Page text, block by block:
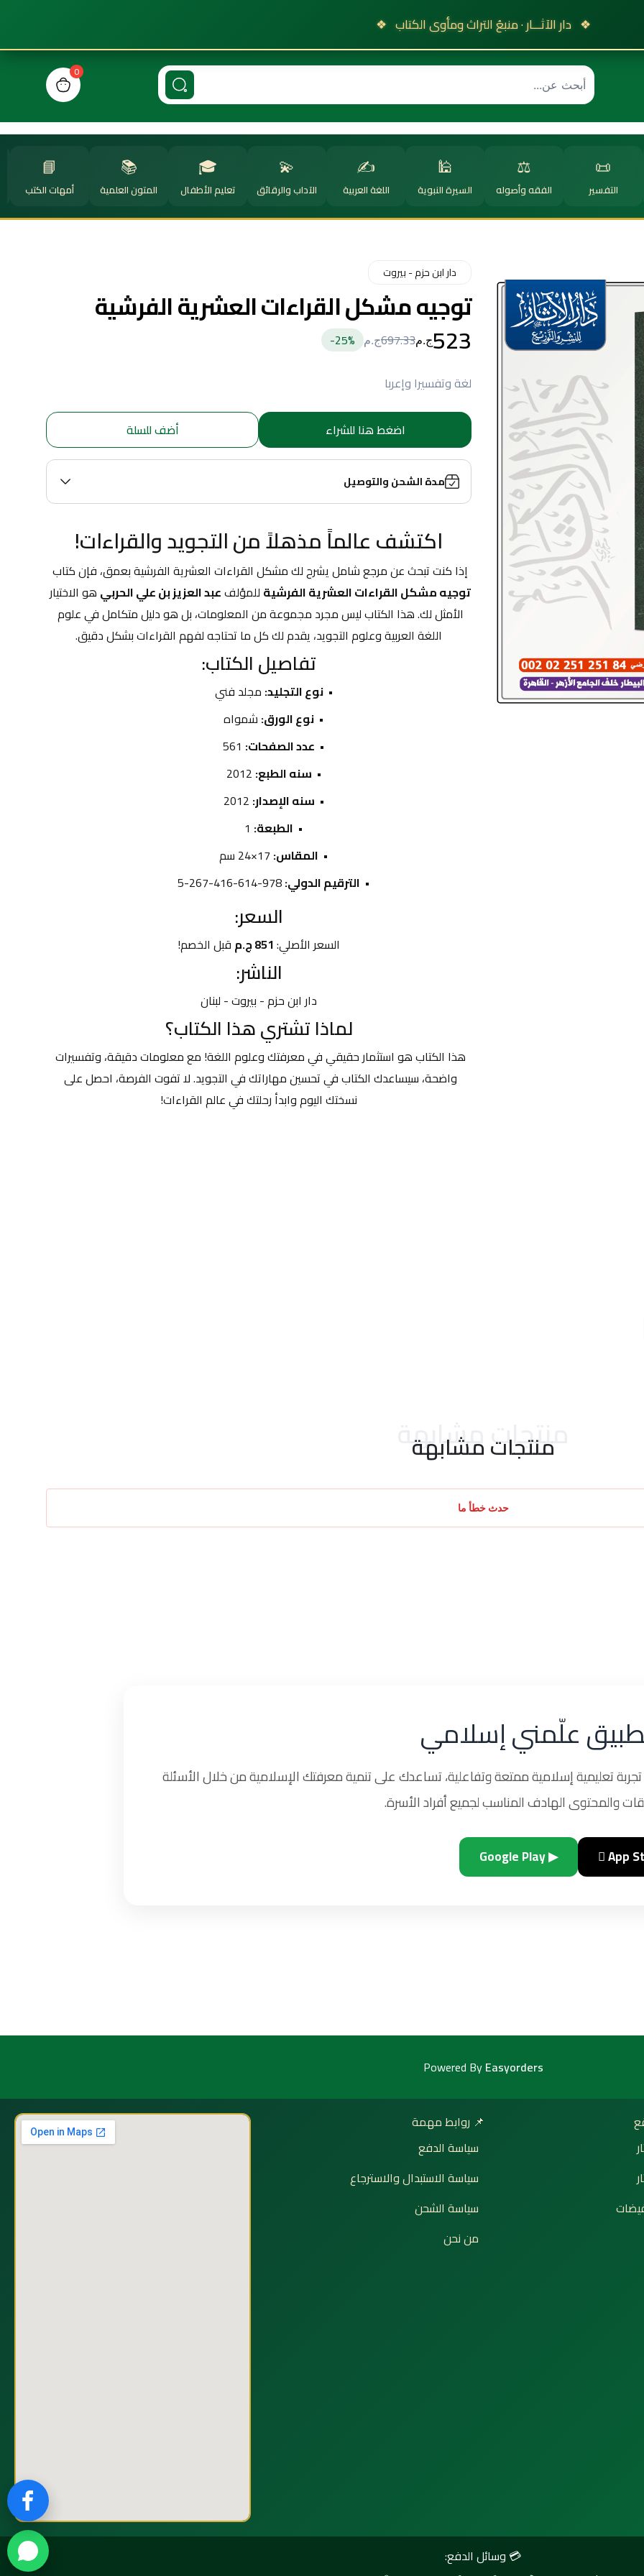
❖ دار الآثـــار · منبعُ التراث ومأوى الكتاب ❖
0
view bag
📜
التفسير
⚖️
الفقه وأصوله
🕌
السيرة النبوية
✍️
اللغة العربية
💫
الآداب والرقائق
🎓
تعليم الأطفال
📚
المتون العلمية
📘
أمهات الكتب
دار ابن حزم - بيروت
توجيه مشكل القراءات العشرية الفرشية
523ج.م697.33ج.م 25%-
لغة وتفسيرا وإعربا
اضغط هنا للشراء أضف للسلة
مدة الشحن والتوصيل
اكتشف عالماً مذهلاً من التجويد والقراءات!
إذا كنت تبحث عن مرجع شامل يشرح لك مشكل القراءات العشرية الفرشية بعمق، فإن كتاب
توجيه مشكل القراءات العشرية الفرشية للمؤلف عبد العزيز بن علي الحربي
هو الاختيار
اللغة العربية وعلوم التجويد، يقدم لك كل ما تحتاجه لفهم القراءات بشكل دقيق.
تفاصيل الكتاب:
نوع التجليد: مجلد فني
نوع الورق: شمواه
عدد الصفحات:
سنه الطبع:
سنه الإصدار:
الطبعة:
المقاس:
الترقيم الدولي:
السعر:
السعر الأصلي: 851 ج.م قبل الخصم!
الناشر:
دار ابن حزم - بيروت - لبنان
لماذا تشتري هذا الكتاب؟
نسختك اليوم وابدأ رحلتك في عالم القراءات!
منتجات مشابهة
منتجات مشابهة
حدث خطأ ما
علّمني إسلامي
تعليمية إسلامية ممتعة وتفاعلية، تساعدك على تنمية معرفتك الإسلامية من خلال الأسئلة
والمحتوى الهادف المناسب لجميع أفراد الأسرة.
 App
▶ Google Play
Powered ByEasyorders
📌 روابط مهمة
سياسة الدفع
سياسة الاستبدال والاسترجاع
سياسة الشحن
من نحن
💳 وسائل الدفع: